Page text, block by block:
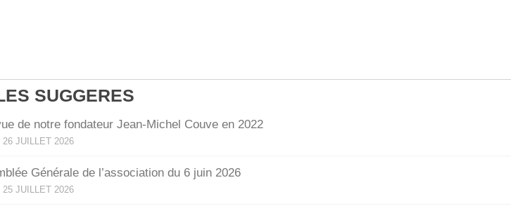
SUGGERES
de notre fondateur Jean-Michel Couve en 2022
26 JUILLET 2026
Générale de l’association du 6 juin 2026
25 JUILLET 2026